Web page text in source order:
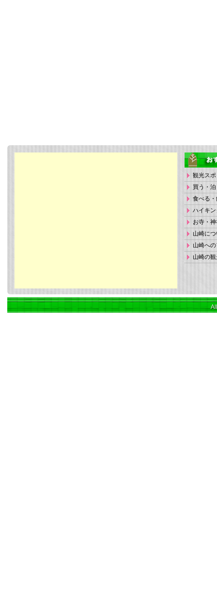
観光ス
買う・
食べる
ハイキ
お寺・
山崎に
山崎へ
山崎の